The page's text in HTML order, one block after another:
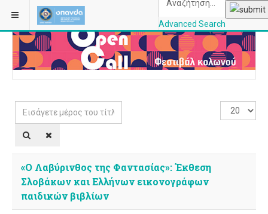
Advanced Search
ΒΡΊΣΚΕΣΤΕ ΕΔΏ: ΑΡΧΙΚΉ
Εισάγετε
μέρος
του
Εμφάνιση
#
«Ο Λαβύρινθος της Φαντασίας»: Έκθεση
Σλοβάκων και Ελλήνων εικονογράφων
παιδικών βιβλίων